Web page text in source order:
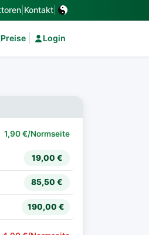
Kontakt
Preise Login
1,90 €/Normseite
19,00 €
85,50 €
190,00 €